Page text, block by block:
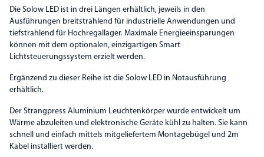
Die Solow LED ist in drei Längen erhältlich, jeweils in den
Ausführungen breitstrahlend für industrielle Anwendungen und
tiefstrahlend für Hochregallager. Maximale Energieeinsparungen
können mit dem optionalen, einzigartigen Smart
Lichtsteuerungssystem erzielt werden.
Ergänzend zu dieser Reihe ist die Solow LED in Notausführung
erhältlich.
Der Strangpress Aluminium Leuchtenkörper wurde entwickelt um
Wärme abzuleiten und elektronische Geräte kühl zu halten. Sie kann
schnell und einfach mittels mitgeliefertem Montagebügel und 2m
Kabel installiert werden.